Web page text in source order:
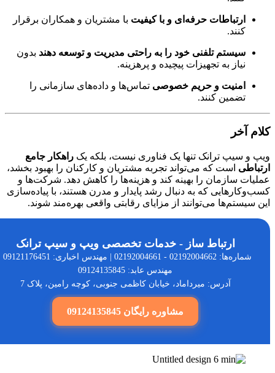
ارتباطات حرفه‌ای و با کیفیتبا مشتریان و همکاران برقرار
سیستم تلفنی خود را به راحتی مدیریت و توسعه دهند بدون
نیاز به تجهیزات پیچیده و پرهزینه.
امنیت و حریم خصوصیتماس‌ها و داده‌های سازمانی را
تضمین کنند.
آخر
و سیپ ترانک تنها یک فناوری نیست، بلکه یکراهکار جامع
است که می‌تواند تجربه مشتریان و کارکنان را بهبود بخشد،
سازمان را بهینه کند و هزینه‌ها را کاهش دهد. شرکت‌ها و
که به دنبال رشد پایدار و مدرن هستند، با پیاده‌سازی
می‌توانند از مزایای رقابتی واقعی بهره‌مند شوند.
ارتباط ساز - خدمات تخصصی ویپ و سیپ ترانک
شماره‌ها: 02192004662 - 02192004661 | مهندس اخباری: 09121176451 |
مهندس عابد: 09124135845
آدرس: میرداماد، خیابان کاظمی جنوبی، کوچه رامین، پلاک 7
مشاوره رایگان 09124135845